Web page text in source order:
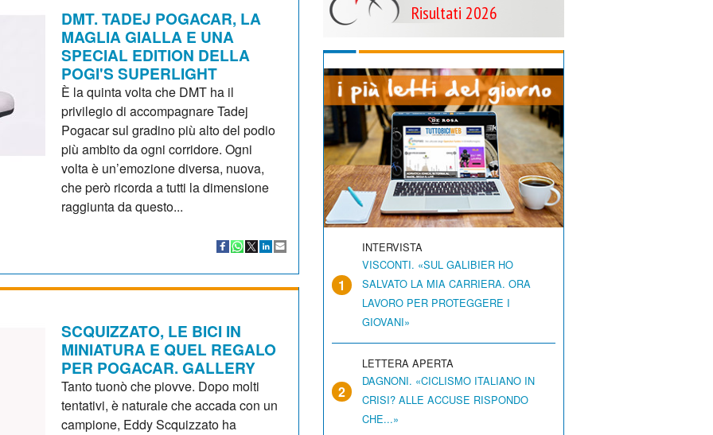
DMT. TADEJ POGACAR, LA
MAGLIA GIALLA E UNA
SPECIAL EDITION DELLA
POGI'S SUPERLIGHT
È la quinta volta che DMT ha il
privilegio di accompagnare Tadej
Pogacar sul gradino più alto del podio
più ambito da ogni corridore. Ogni
volta è un’emozione diversa, nuova,
che però ricorda a tutti la dimensione
raggiunta da questo...
SCQUIZZATO, LE BICI IN
MINIATURA E QUEL REGALO
PER POGACAR. GALLERY
Tanto tuonò che piovve. Dopo molti
tentativi, è naturale che accada con un
campione, Eddy Scquizzato ha
Risultati 2026
1
INTERVISTA
VISCONTI. «SUL GALIBIER HO
SALVATO LA MIA CARRIERA. ORA
LAVORO PER PROTEGGERE I
GIOVANI»
2
LETTERA APERTA
DAGNONI. «CICLISMO ITALIANO IN
CRISI? ALLE ACCUSE RISPONDO
CHE...»